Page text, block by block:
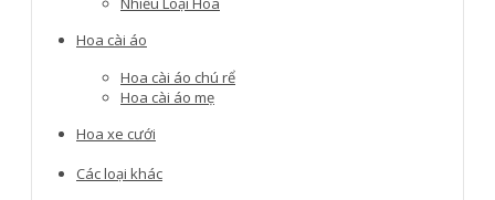
Hoa cài áo
Hoa cài áo chú rể
Hoa cài áo mẹ
Hoa xe cưới
Các loại khác